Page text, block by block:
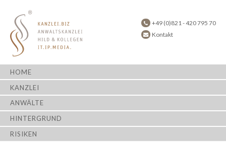
+49 (0)821 - 420 795 70
Kontakt
HOME
KANZLEI
ANWÄLTE
HINTERGRUND
RISIKEN